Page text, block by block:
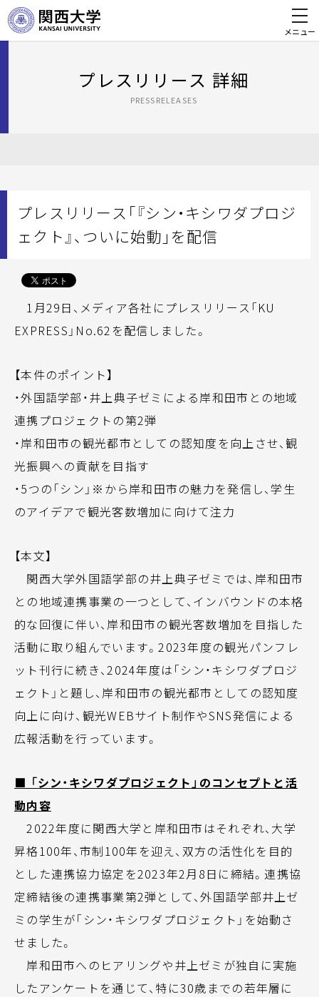
メニュー
プレスリリース 詳細
PRESSRELEASES
プレスリリース「『シン・キシワダプロジ
ェクト』、ついに始動」を配信
1月29日、メディア各社にプレスリリース「KU
EXPRESS」No.62を配信しました。
【本件のポイント】
・外国語学部・井上典子ゼミによる岸和田市との地域
連携プロジェクトの第2弾
・岸和田市の観光都市としての認知度を向上させ、観
光振興への貢献を目指す
・5つの「シン」※から岸和田市の魅力を発信し、学生
のアイデアで観光客数増加に向けて注力
【本文】
関西大学外国語学部の井上典子ゼミでは、岸和田市
との地域連携事業の一つとして、インバウンドの本格
的な回復に伴い、岸和田市の観光客数増加を目指した
活動に取り組んでいます。2023年度の観光パンフレ
ット刊行に続き、2024年度は「シン・キシワダプロジ
ェクト」と題し、岸和田市の観光都市としての認知度
向上に向け、観光WEBサイト制作やSNS発信による
広報活動を行っています。
■ 「シン・キシワダプロジェクト」のコンセプトと活
動内容
2022年度に関西大学と岸和田市はそれぞれ、大学
昇格100年、市制100年を迎え、双方の活性化を目的
とした連携協力協定を2023年2月8日に締結。連携協
定締結後の連携事業第2弾として、外国語学部井上ゼ
ミの学生が「シン・キシワダプロジェクト」を始動さ
せました。
岸和田市へのヒアリングや井上ゼミが独自に実施
したアンケートを通じて、特に30歳までの若年層に